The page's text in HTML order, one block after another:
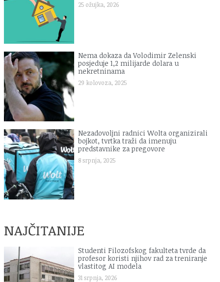
25 ožujka, 2026
Nema dokaza da Volodimir Zelenski
posjeduje 1,2 milijarde dolara u
nekretninama
29 kolovoza, 2025
Nezadovoljni radnici Wolta organizirali
bojkot, tvrtka traži da imenuju
predstavnike za pregovore
8 srpnja, 2025
NAJČITANIJE
Studenti Filozofskog fakulteta tvrde da
profesor koristi njihov rad za treniranje
vlastitog AI modela
31 srpnja, 2026